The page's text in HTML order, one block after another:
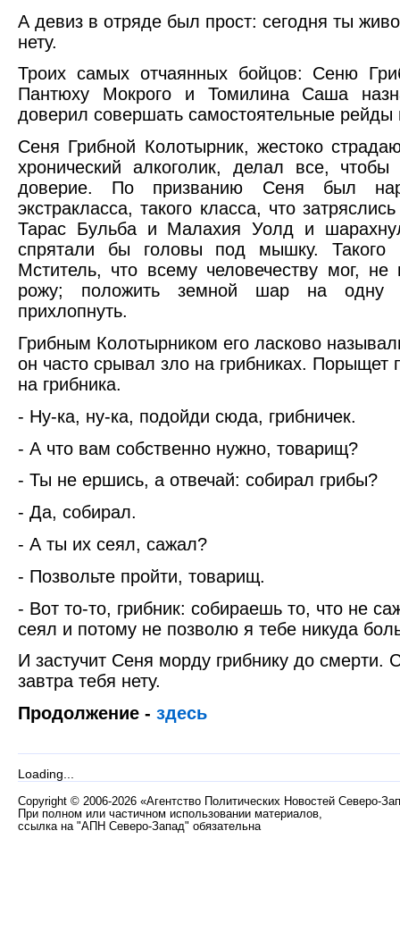
А девиз в отряде был прост: сегодня ты
нету.
Троих самых отчаянных бойцов: Сеню
Пантюху Мокрого и Томилина Саша
доверил совершать самостоятельные рейды
Сеня Грибной Колотырник, жестоко
хронический алкоголик, делал все, чтобы
доверие. По призванию Сеня был
экстракласса, такого класса, что
Тарас Бульба и Малахия Уолд и
спрятали бы головы под мышку. Такого
Мститель, что всему человечеству мог,
рожу; положить земной шар на одну
прихлопнуть.
Грибным Колотырником его ласково
он часто срывал зло на грибниках. Порыщет
на грибника.
- Ну-ка, ну-ка, подойди сюда, грибничек.
- А что вам собственно нужно, товарищ?
- Ты не ершись, а отвечай: собирал грибы?
- Да, собирал.
- А ты их сеял, сажал?
- Позвольте пройти, товарищ.
- Вот то-то, грибник: собираешь то, что не
сеял и потому не позволю я тебе никуда
И застучит Сеня морду грибнику до смерти.
завтра тебя нету.
Продолжение - здесь
Loading...
Copyright © 2006-2026 «Агентство Политических Новостей Северо-
При полном или частичном использовании материалов,
ссылка на "АПН Северо-Запад" обязательна